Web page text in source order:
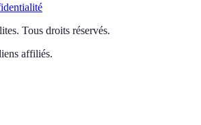
. Tous droits réservés.
affiliés.